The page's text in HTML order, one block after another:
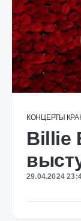
КОНЦЕРТЫ
Billie
29.04.2024